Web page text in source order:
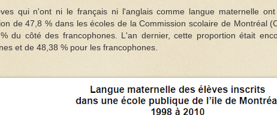
qui n'ont ni le français ni l'anglais comme langue maternelle
de 47,8 % dans les écoles de la Commission scolaire de Montréal
du côté des francophones. L'an dernier, cette proportion était
et de 48,38 % pour les francophones.